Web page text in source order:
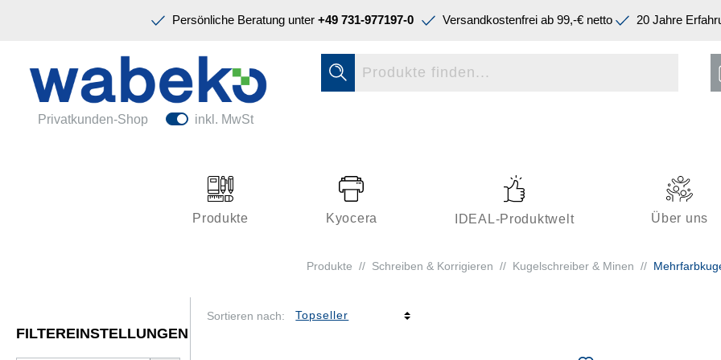
Persönliche Beratung unter +49 731-977197-0 Versandkostenfrei ab 99,-€ netto 20 Jahre
Privatkunden-Shop inkl. MwSt
Produkte Kyocera IDEAL-Produktwelt Über uns
Ordnen & Registrieren
Papiere & Blöcke
Büroeinrichtung
Kleben & Versenden
Schreiben & Korrigieren
Produkte // Schreiben & Korrigieren // Kugelschreiber & Minen //
FILTEREINSTELLUNGEN
Sortieren nach:
Schreiben & Korrigieren